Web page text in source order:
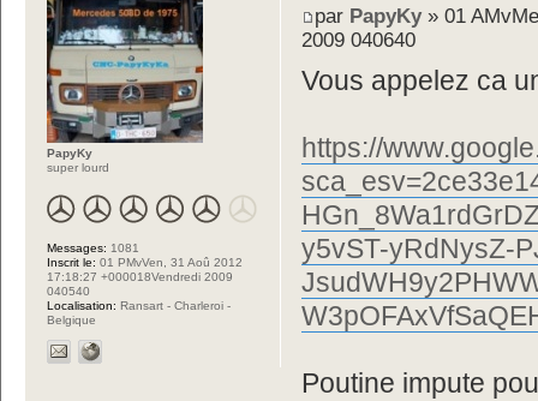
par PapyKy» 01
2009 040640
Vous appelez ca
https://
y5vST-yRdNysZ-
Poutine impute
PapyKy
super lourd
Messages: 1081
Inscrit le: 01 PMvVen, 31 Aoû 2012
17:18:27 +000018Vendredi 2009
040540
Localisation: Ransart - Charleroi -
Belgique